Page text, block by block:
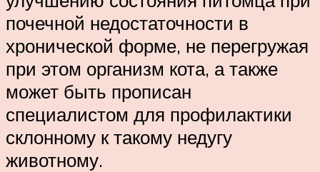
почечной недостаточности в
хронической форме, не перегружая
при этом организм кота, а также
может быть прописан
специалистом для профилактики
склонному к такому недугу
животному.